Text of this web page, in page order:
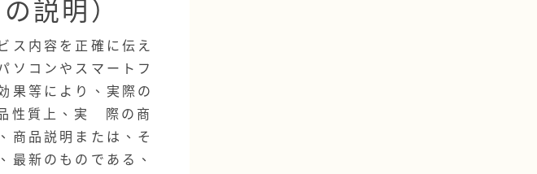
説明）
ス内容を正確に伝え
ソコンやスマートフ
果等により、実際の
性質上、実 際の商
商品説明または、そ
最新のものである、